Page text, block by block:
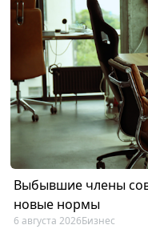
Выбывшие члены
новые нормы
6 августа 2026Бизнес